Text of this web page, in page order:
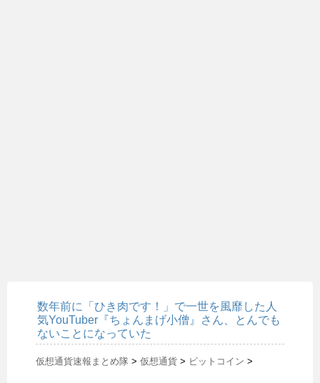
数年前に「ひき肉です！」で一世を風靡した人
気YouTuber『ちょんまげ小僧』さん、とんでも
ないことになっていた
仮想通貨速報まとめ隊 > 仮想通貨 > ビットコイン >